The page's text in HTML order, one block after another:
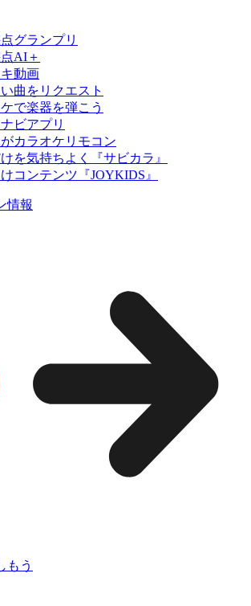
グランプリ
AI＋
動画
曲をリクエスト
で楽器を弾こう
ビアプリ
カラオケリモコン
を気持ちよく『サビカラ』
コンテンツ『JOYKIDS』
情報
もう